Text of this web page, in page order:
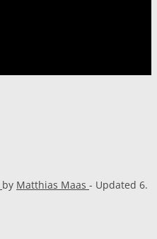
by Matthias Maas - Updated 6.